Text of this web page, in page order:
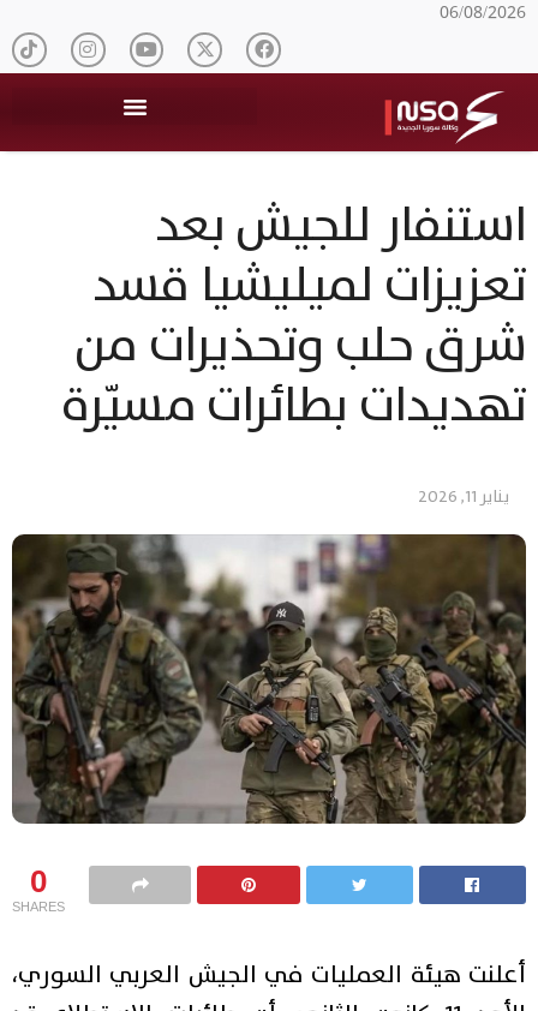
06/08/2026
استنفار للجيش بعد
تعزيزات لميليشيا قسد
شرق حلب وتحذيرات من
تهديدات بطائرات مسيّرة
يناير 11, 2026
0
SHARES
أعلنت هيئة العمليات في الجيش العربي السوري،